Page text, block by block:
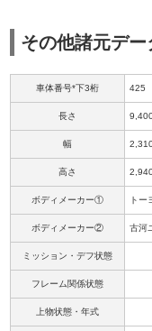
その他諸元デー
車体番号*下3桁 425
長さ
幅
高さ
ボディメーカー① トー
ボディメーカー② 古河
ミッション・デフ状態
フレーム関係状態
上物状態・年式